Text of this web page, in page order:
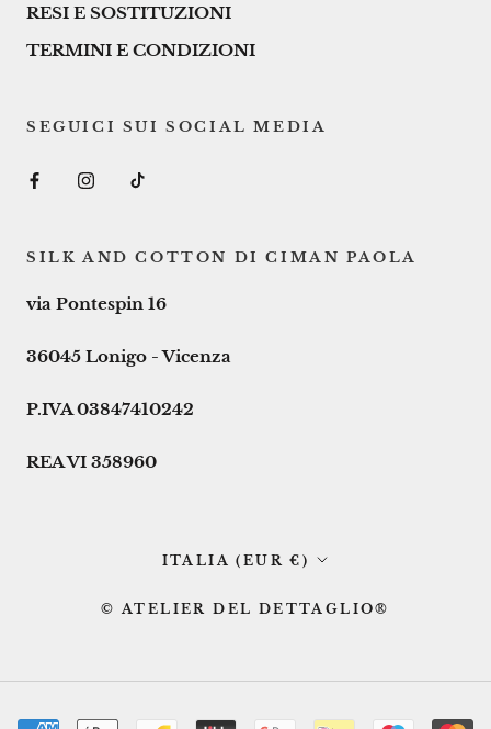
RESI E SOSTITUZIONI
TERMINI E CONDIZIONI
SEGUICI SUI SOCIAL MEDIA
SILK AND COTTON DI CIMAN PAOLA
via Pontespin 16
36045 Lonigo - Vicenza
P.IVA 03847410242
REA VI 358960
Paese/Area
ITALIA (EUR €)
© ATELIER DEL DETTAGLIO®